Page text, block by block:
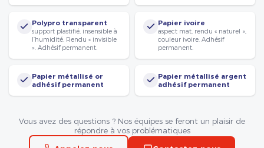
Polypro transparent
support plastifié, insensible à
l’humidité. Rendu « invisible
». Adhésif permanent.
Papier ivoire
aspect mat, rendu « naturel »,
couleur ivoire. Adhésif
permanent.
Papier métallisé or
adhésif permanent
Papier métallisé argent
adhésif permanent
Vous avez des questions ? Nos équipes se feront un plaisir de
répondre à vos problématiques